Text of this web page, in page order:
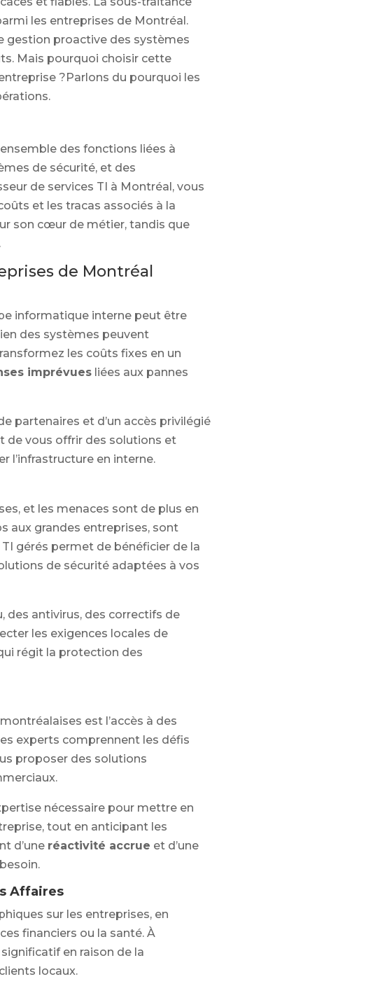
les entreprises de Montréal.
gestion proactive des systèmes
Mais pourquoi choisir cette
?Parlons du pourquoi les
des fonctions liées à
de sécurité, et des
de services TI à Montréal, vous
et les tracas associés à la
son cœur de métier, tandis que
de Montréal
informatique interne peut être
des systèmes peuvent
les coûts fixes en un
imprévuesliées aux pannes
partenaires et d’un accès privilégié
de vous offrir des solutions et
l’infrastructure en interne.
et les menaces sont de plus en
aux grandes entreprises, sont
gérés permet de bénéficier de la
de sécurité adaptées à vos
des antivirus, des correctifs de
les exigences locales de
régit la protection des
est l’accès à des
experts comprennent les défis
proposer des solutions
nécessaire pour mettre en
tout en anticipant les
d’une réactivité accrue et d’une
Affaires
sur les entreprises, en
financiers ou la santé. À
en raison de la
locaux.